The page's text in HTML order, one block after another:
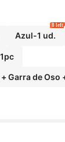
Azul-1 ud.
8 left
Garra de Oso